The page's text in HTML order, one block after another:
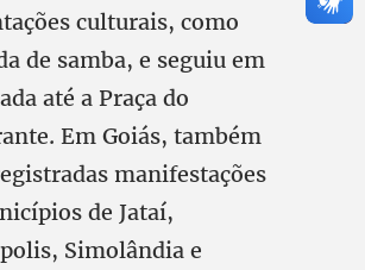
culturais, como
de samba, e seguiu em
até a Praça do
Em Goiás, também
manifestações
de Jataí,
Simolândia e